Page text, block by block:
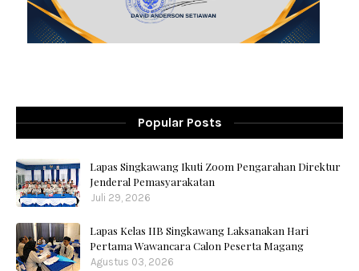
Popular Posts
Lapas Singkawang Ikuti Zoom Pengarahan Direktur
Jenderal Pemasyarakatan
Juli 29, 2026
Lapas Kelas IIB Singkawang Laksanakan Hari
Pertama Wawancara Calon Peserta Magang
Agustus 03, 2026